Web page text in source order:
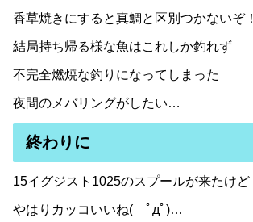
香草焼きにすると真鯛と区別つかないぞ！
結局持ち帰る様な魚はこれしか釣れず
不完全燃焼な釣りになってしまった
夜間のメバリングがしたい…
終わりに
15イグジスト1025のスプールが来たけど
やはりカッコいいね( ﾟдﾟ)…